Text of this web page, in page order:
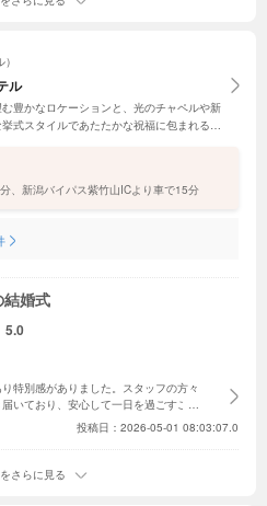
ル
豊かなロケーションと、光のチャペルや新
式スタイルであたたかな祝福に包まれるホ
、新潟バイパス紫竹山ICより車で15分
婚式
5.0
特別感がありました。スタッフの方々
いており、安心して一日を過ごすこと
素晴らしく、ゲストからも大変好評で
バージンロードからゲストとの距離が
かったと好評でした。前泊・後泊がで
のがとても良かったですし、結婚式が
投稿日：2026-05-01 08:03:07.0
さらに見る